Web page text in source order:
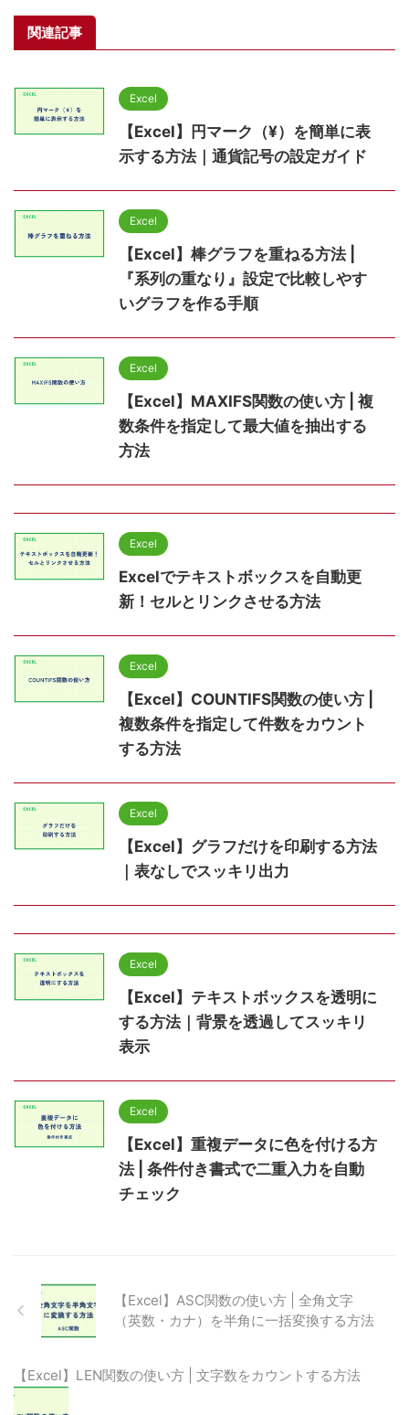
関連記事
Excel
【Excel】円マーク（¥）を簡単に表
示する方法｜通貨記号の設定ガイド
Excel
【Excel】棒グラフを重ねる方法 |
『系列の重なり』設定で比較しやす
いグラフを作る手順
Excel
【Excel】MAXIFS関数の使い方 | 複
数条件を指定して最大値を抽出する
方法
Excel
Excelでテキストボックスを自動更
新！セルとリンクさせる方法
Excel
【Excel】COUNTIFS関数の使い方 |
複数条件を指定して件数をカウント
する方法
Excel
【Excel】グラフだけを印刷する方法
｜表なしでスッキリ出力
Excel
【Excel】テキストボックスを透明に
する方法｜背景を透過してスッキリ
表示
Excel
【Excel】重複データに色を付ける方
法 | 条件付き書式で二重入力を自動
チェック
【Excel】ASC関数の使い方 | 全角文字
（英数・カナ）を半角に一括変換する方法
【Excel】LEN関数の使い方 | 文字数をカウントする方法